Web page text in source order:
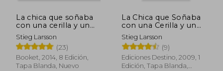
La chica que soñaba
con una cerilla y un
bidón de gasolina.
Millennium 2
Stieg Larsson
(23)
Booket, 2014, 8 Edición,
Tapa Blanda, Nuevo
La Chica que Soñaba
con una Cerilla y un
Bidón de Gasolina
Stieg Larsson
(9)
Ediciones Destino, 2009, 1
Edición, Tapa Blanda,